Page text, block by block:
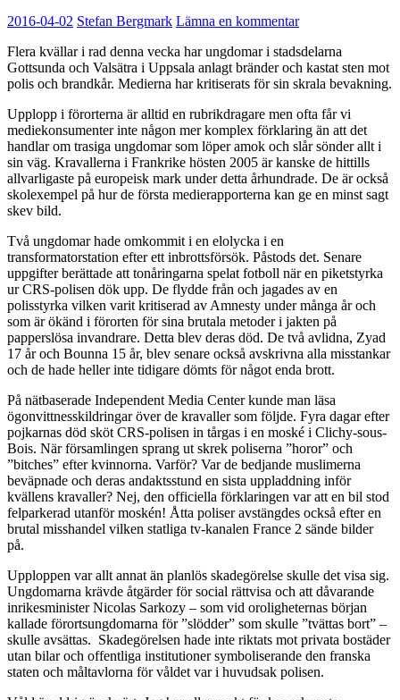
2016-04-02 Stefan Bergmark Lämna en kommentar
Flera kvällar i rad denna vecka har ungdomar i stadsdelarna
Gottsunda och Valsätra i Uppsala anlagt bränder och kastat sten mot
polis och brandkår. Medierna har kritiserats för sin skrala bevakning.
Upplopp i förorterna är alltid en rubrikdragare men ofta får vi
mediekonsumenter inte någon mer komplex förklaring än att det
handlar om trasiga ungdomar som löper amok och slår sönder allt i
sin väg. Kravallerna i Frankrike hösten 2005 är kanske de hittills
allvarligaste på europeisk mark under detta århundrade. De är också
skolexempel på hur de första medierapporterna kan ge en minst sagt
skev bild.
Två ungdomar hade omkommit i en elolycka i en
transformatorstation efter ett inbrottsförsök. Påstods det. Senare
uppgifter berättade att tonåringarna spelat fotboll när en piketstyrka
ur CRS-polisen dök upp. De flydde från och jagades av en
polisstyrka vilken varit kritiserad av Amnesty under många år och
som är ökänd i förorten för sina brutala metoder i jakten på
papperslösa invandrare. Detta blev deras död. De två avlidna, Zyad
17 år och Bounna 15 år, blev senare också avskrivna alla misstankar
och de hade heller inte tidigare dömts för något enda brott.
På nätbaserade Independent Media Center kunde man läsa
ögonvittnesskildringar över de kravaller som följde. Fyra dagar efter
pojkarnas död sköt CRS-polisen in tårgas i en moské i Clichy-sous-
Bois. När församlingen sprang ut skrek poliserna ”horor” och
”bitches” efter kvinnorna. Varför? Var de bedjande muslimerna
beväpnade och deras andaktsstund en sista uppladdning inför
kvällens kravaller? Nej, den officiella förklaringen var att en bil stod
felparkerad utanför moskén! Åtta poliser avstängdes också efter en
brutal misshandel vilken statliga tv-kanalen France 2 sände bilder
på.
Upploppen var allt annat än planlös skadegörelse skulle det visa sig.
Ungdomarna krävde åtgärder för social rättvisa och att dåvarande
inrikesminister Nicolas Sarkozy – som vid oroligheternas början
kallade förortsungdomarna för ”slödder” som skulle ”tvättas bort” –
skulle avsättas. Skadegörelsen hade inte riktats mot privata bostäder
utan bilar och offentliga institutioner symboliserande den franska
staten och måltavlorna för våldet var i huvudsak polisen.